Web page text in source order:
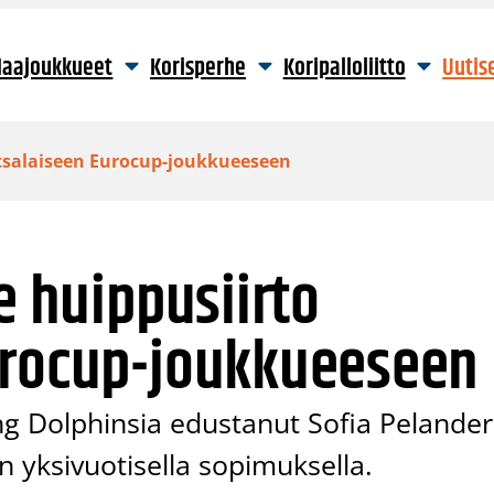
Korisperhe Koripalloliitto
Eurocup-joukkueeseen
huippusiirto
joukkueeseen
Dolphinsia edustanut Sofia Pelander
yksivuotisella sopimuksella.